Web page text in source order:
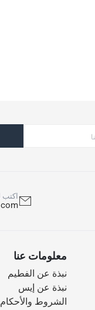
اكتب
معلومات عنا
نبذة عن الفطيم
نبذة عن إيس
الشروط والأحكام